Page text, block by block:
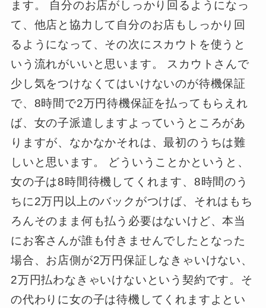
ます。 自分のお店がしっかり回るようになっ
て、他店と協力して自分のお店もしっかり回
るようになって、その次にスカウトを使うと
いう流れがいいと思います。 スカウトさんで
少し気をつけなくてはいけないのが待機保証
で、8時間で2万円待機保証を払ってもらえれ
ば、女の子派遣しますよっていうところがあ
りますが、なかなかそれは、最初のうちは難
しいと思います。 どういうことかというと、
女の子は8時間待機してくれます、8時間のう
ちに2万円以上のバックがつけば、それはもち
ろんそのまま何も払う必要はないけど、本当
にお客さんが誰も付きませんでしたとなった
場合、お店側が2万円保証しなきゃいけない、
2万円払わなきゃいけないという契約です。そ
の代わりに女の子は待機してくれますよとい